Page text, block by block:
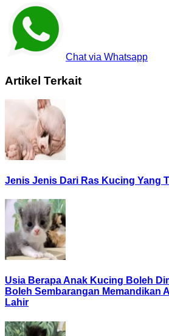
Chat via Whatsapp
Artikel Terkait
Jenis Jenis Dari Ras Kucing Yang
Usia Berapa Anak Kucing Boleh
Boleh Sembarangan Memandikan
Lahir